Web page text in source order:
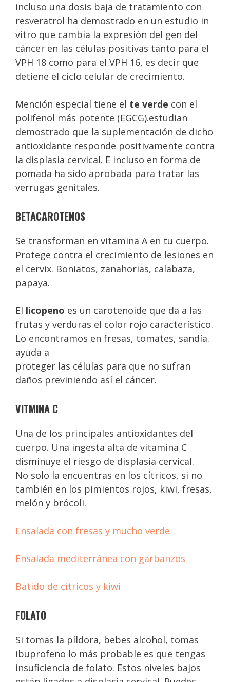
incluso una dosis baja de tratamiento con
resveratrol ha demostrado en un estudio in
vitro que cambia la expresión del gen del
cáncer en las células positivas tanto para el
VPH 18 como para el VPH 16, es decir que
detiene el ciclo celular de crecimiento.
Mención especial tiene el te verde con el
polifenol más potente (EGCG).estudian
demostrado que la suplementación de dicho
antioxidante responde positivamente contra
la displasia cervical. E incluso en forma de
pomada ha sido aprobada para tratar las
verrugas genitales.
BETACAROTENOS
Se transforman en vitamina A en tu cuerpo.
Protege contra el crecimiento de lesiones en
el cervix. Boniatos, zanahorias, calabaza,
papaya.
El licopeno es un carotenoide que da a las
frutas y verduras el color rojo característico.
Lo encontramos en fresas, tomates, sandía.
ayuda a
proteger las células para que no sufran
daños previniendo así el cáncer.
VITMINA C
Una de los principales antioxidantes del
cuerpo. Una ingesta alta de vitamina C
disminuye el riesgo de displasia cervical.
No solo la encuentras en los cítricos, si no
también en los pimientos rojos, kiwi, fresas,
melón y brócoli.
Ensalada con fresas y mucho verde
Ensalada mediterránea con garbanzos
Batido de cítricos y kiwi
FOLATO
Si tomas la píldora, bebes alcohol, tomas
ibuprofeno lo más probable es que tengas
insuficiencia de folato. Estos niveles bajos